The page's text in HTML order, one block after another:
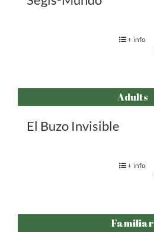
+ info
Adults
El Buzo Invisible
+ info
Familiar